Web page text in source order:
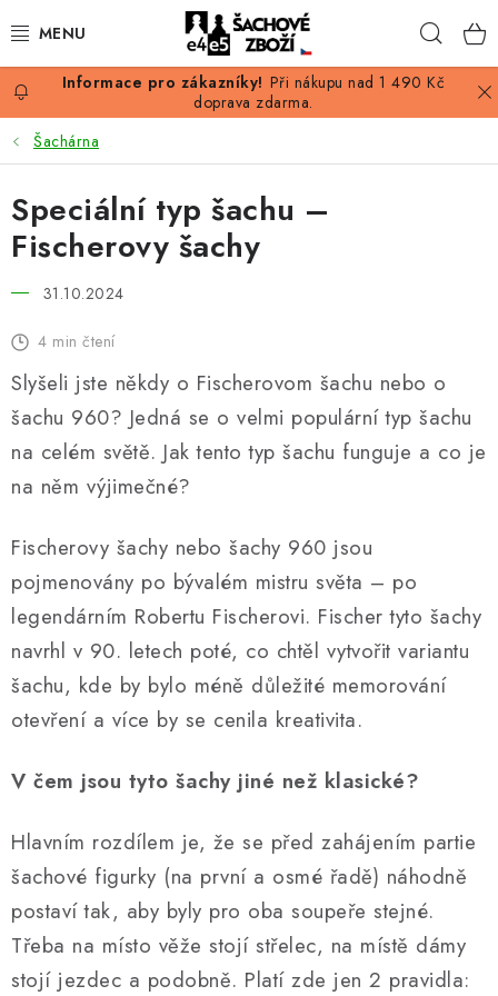
na
AKCE
ŠACHY
ŠACHOVÉ FIGURKY
ŠACHOVÉ KNIHY
ŠACHOVÝ ANTIKVARIÁT
ONLINE ŠACHY
ŠACHOVÝ MERCH
DÁRKY
VÝPRODEJ
Kontakt
Při nákupu nad 1 490 Kč
doprava zdarma.
Šachárna
Speciální typ šachu –
Fischerovy šachy
31.10.2024
4 min čtení
Slyšeli jste někdy o Fischerovom šachu nebo o
šachu 960? Jedná se o velmi populární typ šachu
na celém světě. Jak tento typ šachu funguje a co je
na něm výjimečné?
Fischerovy šachy nebo šachy 960 jsou
pojmenovány po bývalém mistru světa – po
legendárním Robertu Fischerovi. Fischer tyto šachy
navrhl v 90. letech poté, co chtěl vytvořit variantu
šachu, kde by bylo méně důležité memorování
otevření a více by se cenila kreativita.
V čem jsou tyto šachy jiné než klasické?
Hlavním rozdílem je, že se před zahájením partie
šachové figurky (na první a osmé řadě) náhodně
postaví tak, aby byly pro oba soupeře stejné.
Třeba na místo věže stojí střelec, na místě dámy
stojí jezdec a podobně. Platí zde jen 2 pravidla: